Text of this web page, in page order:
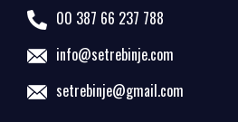
00 387 66 237 788
info@setrebinje.com
setrebinje@gmail.com